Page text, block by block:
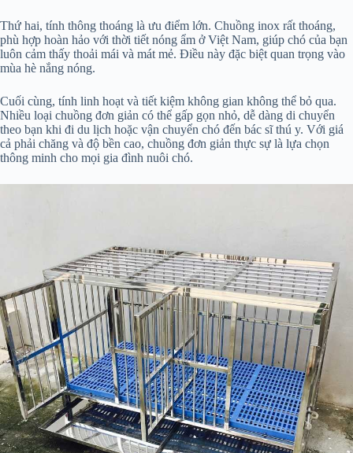
Thứ hai, tính thông thoáng là ưu điểm lớn. Chuồng inox rất thoáng,
phù hợp hoàn hảo với thời tiết nóng ẩm ở Việt Nam, giúp chó của bạn
luôn cảm thấy thoải mái và mát mẻ. Điều này đặc biệt quan trọng vào
mùa hè nắng nóng.
Cuối cùng, tính linh hoạt và tiết kiệm không gian không thể bỏ qua.
Nhiều loại chuồng đơn giản có thể gấp gọn nhỏ, dễ dàng di chuyển
theo bạn khi đi du lịch hoặc vận chuyển chó đến bác sĩ thú y. Với giá
cả phải chăng và độ bền cao, chuồng đơn giản thực sự là lựa chọn
thông minh cho mọi gia đình nuôi chó.